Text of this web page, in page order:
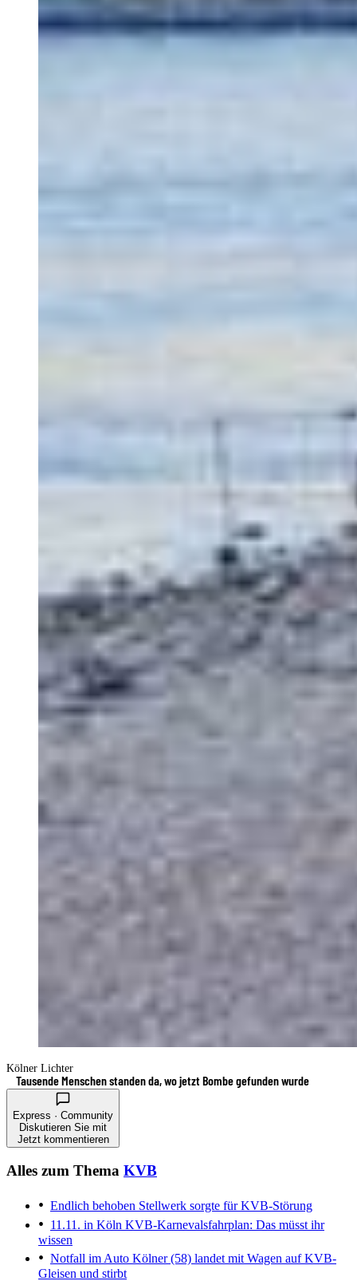
Kölner Lichter
Tausende Menschen standen da, wo jetzt Bombe gefunden wurde
Express · Community
Diskutieren Sie mit
Jetzt kommentieren
Alles zum Thema KVB
Endlich behoben Stellwerk sorgte für KVB-Störung
11.11. in Köln KVB-Karnevalsfahrplan: Das müsst ihr
wissen
Notfall im Auto Kölner (58) landet mit Wagen auf KVB-
Gleisen und stirbt